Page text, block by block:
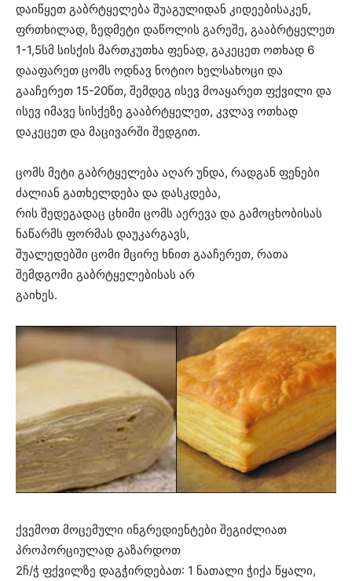
დაიწყეთ გაბრტყელება შუაგულიდან კიდეებისაკენ,
ფრთხილად, ზედმეტი დაწოლის გარეშე, გააბრტყელეთ
1-1,5სმ სისქის მართკუთხა ფენად, გაკეცეთ ოთხად 6
დააფარეთ ცომს ოდნავ ნოტიო ხელსახოცი და
გააჩერეთ 15-20წთ, შემდეგ ისევ მოაყარეთ ფქვილი და
ისევ იმავე სისქეზე გააბრტყელეთ, კვლავ ოთხად
დაკეცეთ და მაცივარში შედგით.
ცომს მეტი გაბრტყელება აღარ უნდა, რადგან ფენები
ძალიან გათხელდება და დასკდება,
რის შედეგადაც ცხიმი ცომს აერევა და გამოცხობისას
ნაწარმს ფორმას დაუკარგავს,
შუალედებში ცომი მცირე ხნით გააჩერეთ, რათა
შემდგომი გაბრტყელებისას არ
გაიხეს.
ქვემოთ მოცემული ინგრედიენტები შეგიძლიათ
პროპორციულად გაზარდოთ
2ჩ/ჭ ფქვილზე დაგჭირდებათ: 1 ნათალი ჭიქა წყალი,